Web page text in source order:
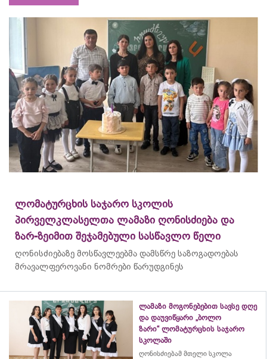
ლომატურცხის საჯარო სკოლის
პირველკლასელთა ლამაზი ღონისძიება და
ზარ-ზეიმით შეჯამებული სასწავლო წელი
ღონისძიებაზე მოსწავლეებმა დამსწრე საზოგადოებას
მრავალფეროვანი ნომრები წარუდგინეს
ლამაზი მოგონებებით სავსე დღე
და დაუვიწყარი „ბოლო
ზარი“ ლომატურცხის საჯარო
სკოლაში
ღონისძიებამ მთელი სკოლა